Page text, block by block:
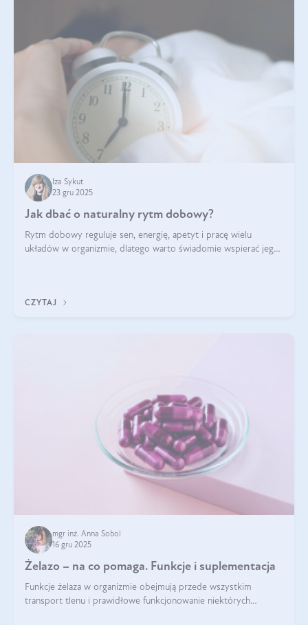
Iza Sykut
23 gru 2025
Jak dbać o naturalny rytm dobowy?
Rytm dobowy reguluje sen, energię, apetyt i pracę wielu
układów w organizmie, dlatego warto świadomie wspierać jego
CZYTAJ
mgr inż. Anna Sobol
16 gru 2025
Żelazo – na co pomaga. Funkcje i suplementacja
Funkcje żelaza w organizmie obejmują przede wszystkim
transport tlenu i prawidłowe funkcjonowanie niektórych